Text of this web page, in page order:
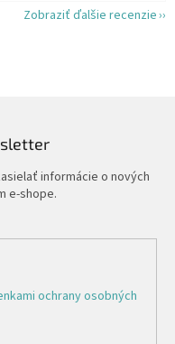
Zobraziť ďalšie recenzie
informácie o nových
e-shope.
ochrany osobných